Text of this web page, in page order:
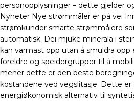
personopplysninger – dette gjelder
Nyheter Nye strømmåler er på vei
strømkunder smarte strømmålere
automatisk. Dei mjuke minerala i
kan varmast opp utan å smuldra opp
foreldre og speidergrupper til å
mener dette er den beste
kostandene ved vegslitasje. Dette
energiøkonomisk alternativ til